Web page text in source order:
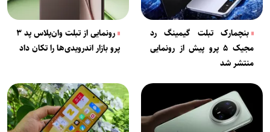
بنچمارک تبلت گیمینگ رد
مجیک ۵ پرو پیش از رونمایی
منتشر شد
رونمایی از تبلت وان‌پلاس پد ۳
پرو بازار اندرویدی‌ها را تکان داد